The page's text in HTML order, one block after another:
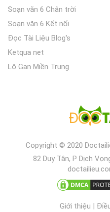
Soạn văn 6 Chân trời
Soạn văn 6 Kết nối
Đọc Tài Liệu Blog's
Ketqua net
Lô Gan Miền Trung
Copyright © 2020
82 Duy Tân, P Dịch
Giới thiệu |